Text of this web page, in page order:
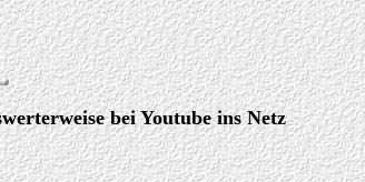
bei Youtube ins Netz